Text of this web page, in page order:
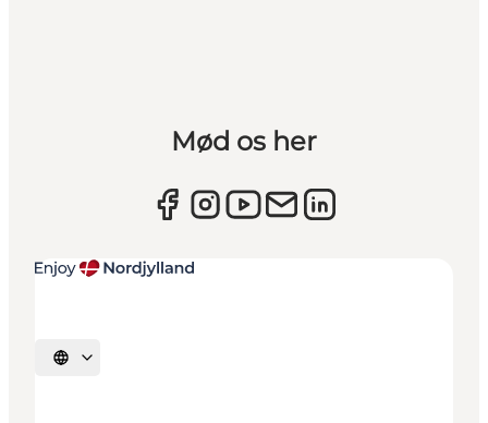
Mød os her
Vælg sprog